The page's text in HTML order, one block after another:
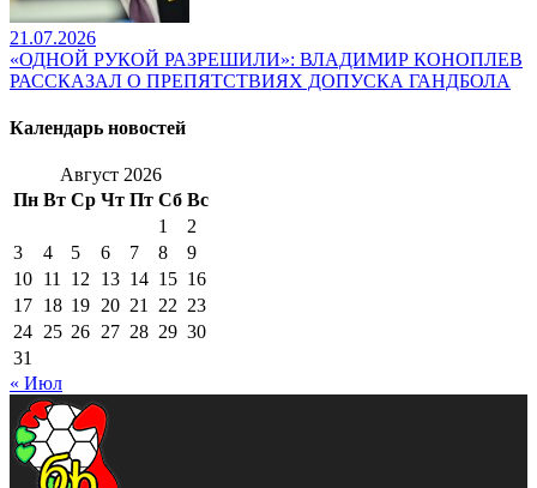
21.07.2026
«ОДНОЙ РУКОЙ РАЗРЕШИЛИ»: ВЛАДИМИР КОНОПЛЕВ
РАССКАЗАЛ О ПРЕПЯТСТВИЯХ ДОПУСКА ГАНДБОЛА
Календарь новостей
Август 2026
Пн Вт Ср Чт Пт Сб Вс
1
2
3
4 5 6 7 8
9
10 11 12 13 14 15 16
17 18 19 20 21 22 23
24 25 26 27 28 29 30
31
« Июл